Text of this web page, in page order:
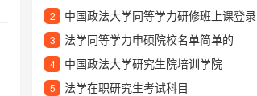
2 中国政法大学同等学力研修班上课登录
3 法学同等学力申硕院校名单简单的
4 中国政法大学研究生院培训学院
5 法学在职研究生考试科目